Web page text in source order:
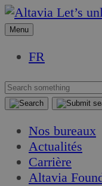
Aller
au
Aller
au
Let’s
Menu
FR
Nos bureaux
Actualités
Carrière
Altavia